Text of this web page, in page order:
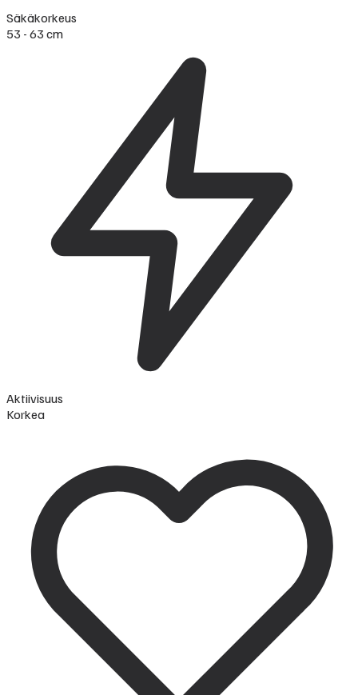
Säkäkorkeus
53 - 63 cm
Aktiivisuus
Korkea